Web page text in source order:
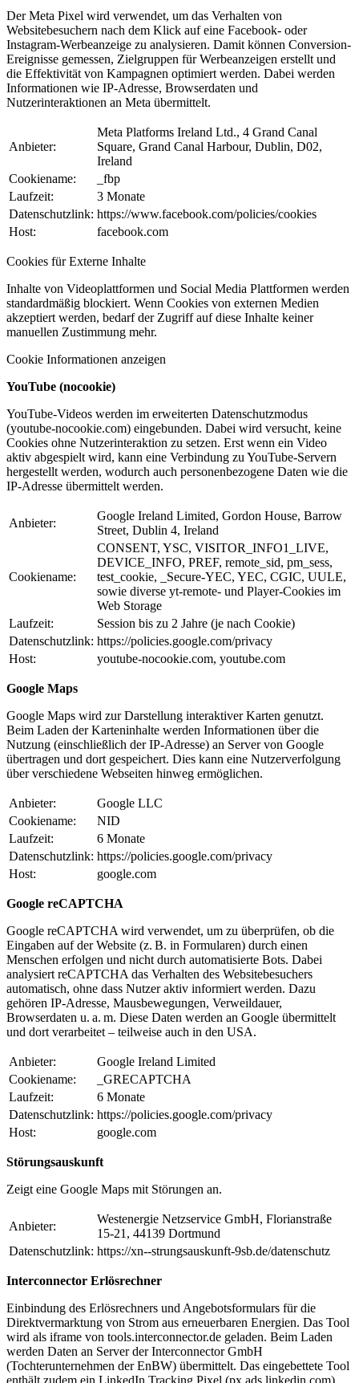
Der Meta Pixel wird verwendet, um das Verhalten von
Websitebesuchern nach dem Klick auf eine Facebook- oder
Instagram-Werbeanzeige zu analysieren. Damit können Conversion-
Ereignisse gemessen, Zielgruppen für Werbeanzeigen erstellt und
die Effektivität von Kampagnen optimiert werden. Dabei werden
Informationen wie IP-Adresse, Browserdaten und
Nutzerinteraktionen an Meta übermittelt.
Anbieter:
Meta Platforms Ireland Ltd., 4 Grand Canal
Square, Grand Canal Harbour, Dublin, D02,
Ireland
Cookiename:
_fbp
Laufzeit:
3 Monate
Datenschutzlink: https://www.facebook.com/policies/cookies
Host:
facebook.com
Cookies für Externe Inhalte
Inhalte von Videoplattformen und Social Media Plattformen werden
standardmäßig blockiert. Wenn Cookies von externen Medien
akzeptiert werden, bedarf der Zugriff auf diese Inhalte keiner
manuellen Zustimmung mehr.
Cookie Informationen anzeigen
YouTube (nocookie)
YouTube-Videos werden im erweiterten Datenschutzmodus
(youtube-nocookie.com) eingebunden. Dabei wird versucht, keine
Cookies ohne Nutzerinteraktion zu setzen. Erst wenn ein Video
aktiv abgespielt wird, kann eine Verbindung zu YouTube-Servern
hergestellt werden, wodurch auch personenbezogene Daten wie die
IP-Adresse übermittelt werden.
Anbieter:
Google Ireland Limited, Gordon House, Barrow
Street, Dublin 4, Ireland
Cookiename:
CONSENT, YSC, VISITOR_INFO1_LIVE,
DEVICE_INFO, PREF, remote_sid, pm_sess,
test_cookie, _Secure-YEC, YEC, CGIC, UULE,
sowie diverse yt-remote- und Player-Cookies im
Web Storage
Laufzeit:
Session bis zu 2 Jahre (je nach Cookie)
Datenschutzlink: https://policies.google.com/privacy
Host:
youtube-nocookie.com, youtube.com
Google Maps
Google Maps wird zur Darstellung interaktiver Karten genutzt.
Beim Laden der Karteninhalte werden Informationen über die
Nutzung (einschließlich der IP-Adresse) an Server von Google
übertragen und dort gespeichert. Dies kann eine Nutzerverfolgung
über verschiedene Webseiten hinweg ermöglichen.
Anbieter:
Google LLC
Cookiename:
NID
Laufzeit:
6 Monate
Datenschutzlink: https://policies.google.com/privacy
Host:
google.com
Google reCAPTCHA
Google reCAPTCHA wird verwendet, um zu überprüfen, ob die
Eingaben auf der Website (z. B. in Formularen) durch einen
Menschen erfolgen und nicht durch automatisierte Bots. Dabei
analysiert reCAPTCHA das Verhalten des Websitebesuchers
automatisch, ohne dass Nutzer aktiv informiert werden. Dazu
gehören IP-Adresse, Mausbewegungen, Verweildauer,
Browserdaten u. a. m. Diese Daten werden an Google übermittelt
und dort verarbeitet – teilweise auch in den USA.
Anbieter:
Google Ireland Limited
Cookiename:
_GRECAPTCHA
Laufzeit:
6 Monate
Datenschutzlink: https://policies.google.com/privacy
Host:
google.com
Störungsauskunft
Zeigt eine Google Maps mit Störungen an.
Anbieter:
Westenergie Netzservice GmbH, Florianstraße
15-21, 44139 Dortmund
Datenschutzlink: https://xn--strungsauskunft-9sb.de/datenschutz
Interconnector Erlösrechner
Einbindung des Erlösrechners und Angebotsformulars für die
Direktvermarktung von Strom aus erneuerbaren Energien. Das Tool
wird als iframe von tools.interconnector.de geladen. Beim Laden
werden Daten an Server der Interconnector GmbH
(Tochterunternehmen der EnBW) übermittelt. Das eingebettete Tool